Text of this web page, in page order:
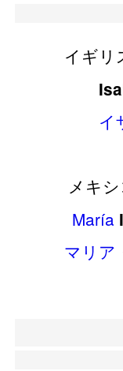
イギリ
イ
メキ
María
マリア